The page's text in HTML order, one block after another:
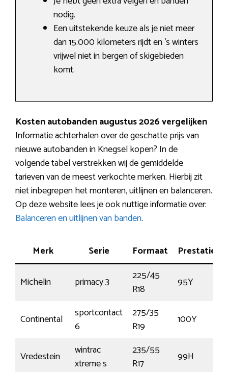
nodig.
Een uitstekende keuze als je niet meer
dan 15.000 kilometers rijdt en ’s winters
vrijwel niet in bergen of skigebieden
komt.
Kosten autobanden augustus 2026 vergelijken
Informatie achterhalen over de geschatte prijs van
nieuwe autobanden in Knegsel kopen? In de
volgende tabel verstrekken wij de gemiddelde
tarieven van de meest verkochte merken. Hierbij zit
niet inbegrepen het monteren, uitlijnen en balanceren.
Op deze website lees je ook nuttige informatie over:
Balanceren en uitlijnen van banden.
Merk Serie Formaat Prestatie
Michelin primacy 3
225/45
R18
95Y
Continental
sportcontact
6
275/35
R19
100Y
Vredestein
wintrac
xtreme s
235/55
R17
99H